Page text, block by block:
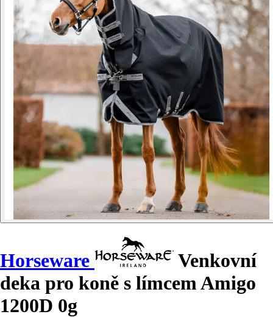
Horseware
Venkovní
deka pro koně s límcem Amigo
1200D 0g